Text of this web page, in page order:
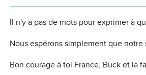
Il n'y a pas de mots pour exprimer à
Nous espérons simplement que
Bon courage à toi France, Buck et la